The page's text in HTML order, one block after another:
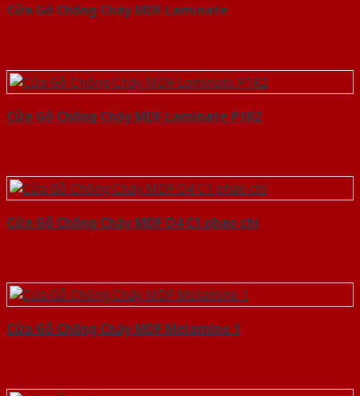
Cửa Gỗ Chống Cháy MDF Laminate
Cửa Gỗ Chống Cháy MDF Laminate P1R2
Cửa Gỗ Chống Cháy MDF O4 C1 phao chi
Cửa Gỗ Chống Cháy MDF Melamine 1